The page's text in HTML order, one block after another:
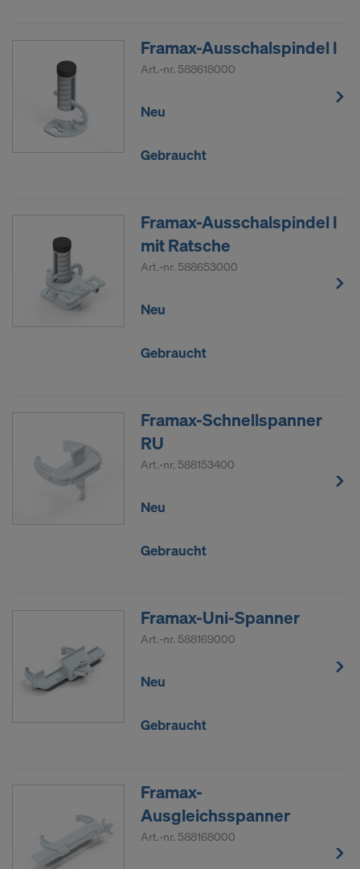
Framax-Ausschalspindel I
Art.-nr. 588618000
Neu
Gebraucht
Framax-Ausschalspindel I
mit Ratsche
Art.-nr. 588653000
Neu
Gebraucht
Framax-Schnellspanner
RU
Art.-nr. 588153400
Neu
Gebraucht
Framax-Uni-Spanner
Art.-nr. 588169000
Neu
Gebraucht
Framax-
Ausgleichsspanner
Art.-nr. 588168000